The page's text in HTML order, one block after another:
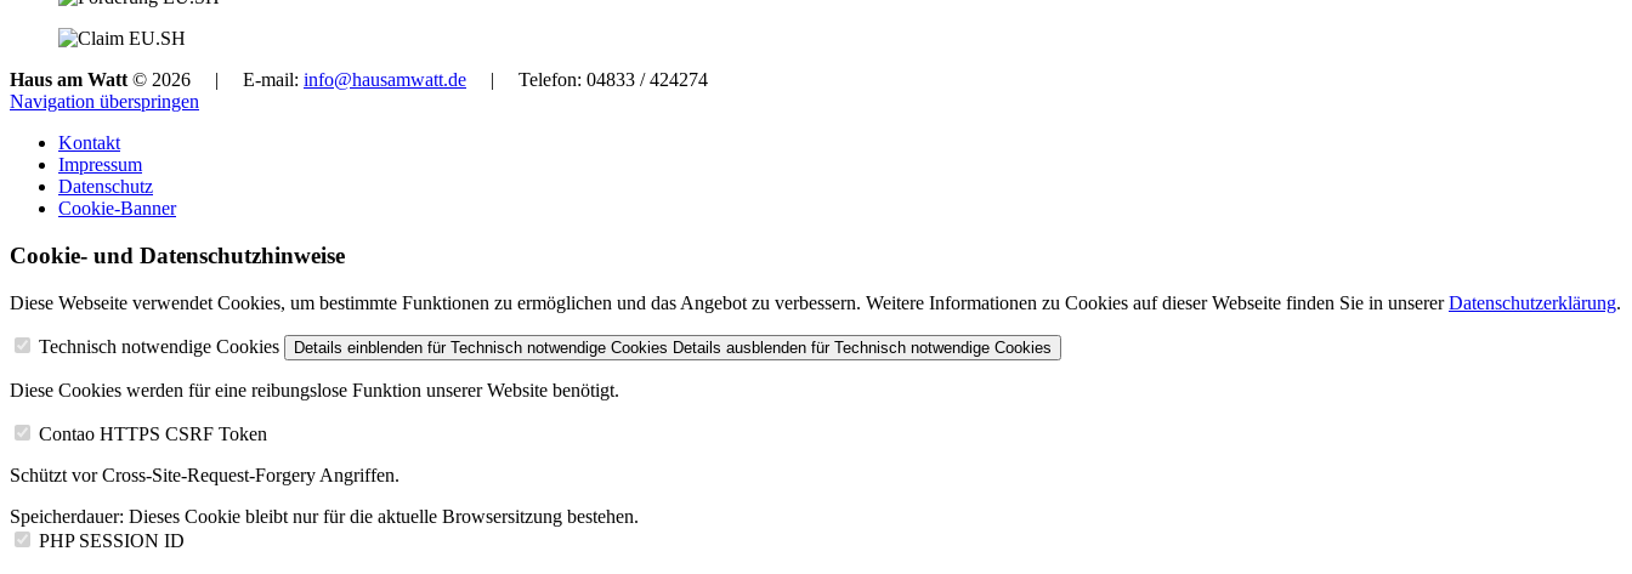
Haus am Watt © 2026 | E-mail: info@hausamwatt.de | Telefon: 04833 / 424274
Navigation überspringen
Kontakt
Impressum
Datenschutz
Cookie-Banner
Cookie- und Datenschutzhinweise
Diese Webseite verwendet Cookies, um bestimmte Funktionen zu ermöglichen und das Angebot zu verbessern. Weitere Informationen zu Cookies auf dieser Webseite finden Sie in unsererDatenschutzerklärung.
Technisch notwendige Cookies Details einblenden für Technisch notwendige Cookies Details ausblenden für Technisch notwendige Cookies
Diese Cookies werden für eine reibungslose Funktion unserer Website benötigt.
Contao HTTPS CSRF Token
Schützt vor Cross-Site-Request-Forgery Angriffen.
Speicherdauer: Dieses Cookie bleibt nur für die aktuelle Browsersitzung bestehen.
PHP SESSION ID